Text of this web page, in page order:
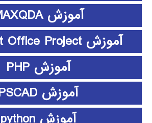
آموزش MAXQDA
آموزش Microsoft Office Project
آموزش PHP
آموزش PSCAD
آموزش python